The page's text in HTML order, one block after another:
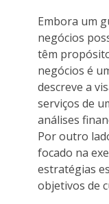
Embora um
negócios
têm
negócios é
descreve a
serviços de
análises
Por outro
focado na
estratégias
objetivos de